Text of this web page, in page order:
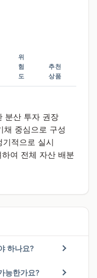
위
험
도
추천
상품
분산 투자 권장
채 중심으로 구성
기적으로 실시
여 전체 자산 배분
하나요?
능한가요?